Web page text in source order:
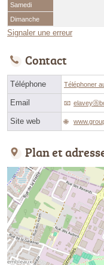
Samedi
Dimanche
Signaler une erreur
Contact
Téléphone Téléphoner
Email
Site web
Plan et